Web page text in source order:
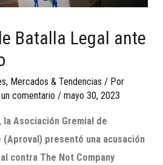
Batalla Legal ante
, Mercados & Tendencias / Por
comentario /mayo 30, 2023
Asociación Gremial de
presentó una acusación
contra The Not Company